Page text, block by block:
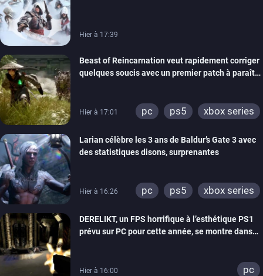
Hier à 17:39
Beast of Reincarnation veut rapidement corriger
quelques soucis avec un premier patch à paraître
Hier à 17:01 pc ps5 xbox series
Larian célèbre les 3 ans de Baldur’s Gate 3 avec
des statistiques disons, surprenantes
Hier à 16:26 pc ps5 xbox series
DERELIKT, un FPS horrifique à l’esthétique PS1
prévu sur PC pour cette année, se montre dans
Hier à 16:00 pc